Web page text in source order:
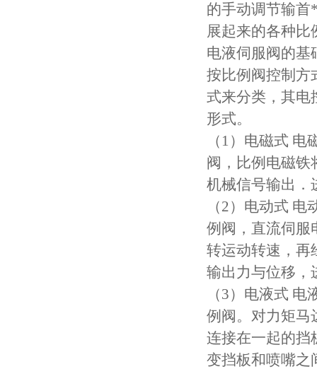
的手动调节输
展起来的各种
电液伺服阀的基
按比例阀控制方
式来分类，其电
形式。
（1）电磁式
阀，比例电磁
机械信号输出．
（2）电动式
例阀，直流伺
转运动转速，再
输出力与位移，
（3）电液式
例阀。对力矩
连接在一起的挡
变挡板和喷嘴之